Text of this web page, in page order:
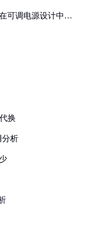
可调电源设计中的
换
分析